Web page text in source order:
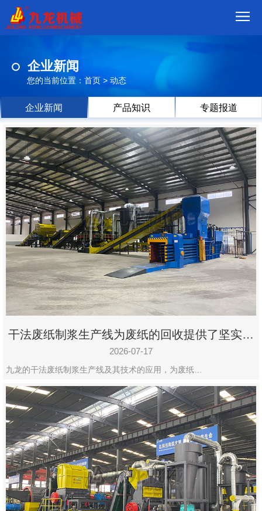
品
视
频
现
场
方
案
动
态联
系
郑
州
市
设
有
限
公
司
豫
ICP
备
19020390
企业新闻
您的当前位置： 首页 > 动态
企业新闻 产品知识 专题报道
干法废纸制浆生产线为废纸的回收提供了坚实的
保障
2026-07-17
九龙的干法废纸制浆生产线及其技术的应用，为废纸…